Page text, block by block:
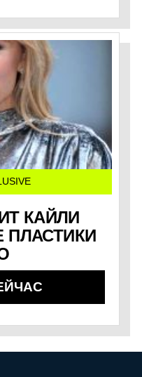
КАЙЛИ
ПЛАСТИКИ